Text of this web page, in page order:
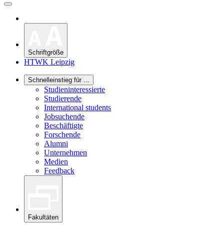
Schriftgröße
HTWK Leipzig
Schnelleinstieg für ...
Studieninteressierte
Studierende
International students
Jobsuchende
Beschäftigte
Forschende
Alumni
Unternehmen
Medien
Feedback
Fakultäten